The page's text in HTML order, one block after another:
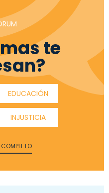
te
EDUCACIÓN
INJUSTICIA